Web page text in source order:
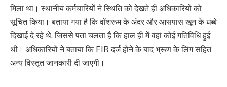
मिला था। स्थानीय कर्मचारियों ने स्थिति को देखते ही अधिकारियों को
सूचित किया। बताया गया है कि वॉशरूम के अंदर और आसपास खून के धब्बे
दिखाई दे रहे थे, जिससे पता चलता है कि हाल ही में वहां कोई गतिविधि हुई
थी। अधिकारियों ने बताया कि FIR दर्ज होने के बाद भ्रूण के लिंग सहित
अन्य विस्तृत जानकारी दी जाएगी।